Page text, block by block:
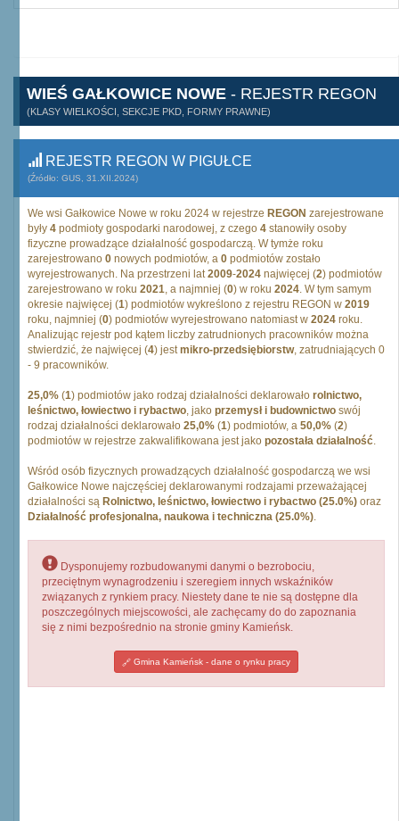
WIEŚ GAŁKOWICE NOWE - REJESTR REGON
(KLASY WIELKOŚCI, SEKCJE PKD, FORMY PRAWNE)
REJESTR REGON W PIGUŁCE
(Źródło: GUS, 31.XII.2024)
We wsi Gałkowice Nowe w roku 2024 w rejestrze REGON zarejestrowane
były 4 podmioty gospodarki narodowej, z czego 4 stanowiły osoby
fizyczne prowadzące działalność gospodarczą. W tymże roku
zarejestrowano 0 nowych podmiotów, a 0 podmiotów zostało
wyrejestrowanych. Na przestrzeni lat2009-2024 najwięcej (2) podmiotów
zarejestrowano w roku 2021, a najmniej (0) w roku 2024. W tym samym
okresie najwięcej (1) podmiotów wykreślono z rejestru REGON w 2019
roku, najmniej (0) podmiotów wyrejestrowano natomiast w 2024 roku.
Analizując rejestr pod kątem liczby zatrudnionych pracowników można
stwierdzić, że najwięcej (4) jestmikro-przedsiębiorstw, zatrudniających 0
- 9 pracowników.
25,0% (1) podmiotów jako rodzaj działalności deklarowało rolnictwo,
leśnictwo, łowiectwo i rybactwo, jako przemysł i budownictwo swój
rodzaj działalności deklarowało 25,0% (1) podmiotów, a 50,0% (2)
podmiotów w rejestrze zakwalifikowana jest jako pozostała działalność.
Wśród osób fizycznych prowadzących działalność gospodarczą we wsi
Gałkowice Nowe najczęściej deklarowanymi rodzajami przeważającej
działalności są Rolnictwo, leśnictwo, łowiectwo i rybactwo (25.0%) oraz
Działalność profesjonalna, naukowa i techniczna (25.0%).
Dysponujemy rozbudowanymi danymi o bezrobociu,
przeciętnym wynagrodzeniu i szeregiem innych wskaźników
związanych z rynkiem pracy. Niestety dane te nie są dostępne dla
poszczególnych miejscowości, ale zachęcamy do do zapoznania
się z nimi bezpośrednio na stronie gminy Kamieńsk.
Gmina Kamieńsk - dane o rynku pracy